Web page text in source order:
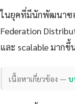
ในยุคที่มีนักพัฒนาซอ
Federation
และ scalable มาก
เนื้อหาเกี่ยวข้อง — บ